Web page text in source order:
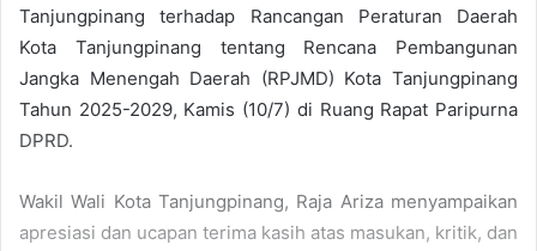
Tanjungpinang terhadap Rancangan Peraturan Daerah
Kota Tanjungpinang tentang Rencana Pembangunan
Jangka Menengah Daerah (RPJMD) Kota Tanjungpinang
Tahun 2025-2029, Kamis (10/7) di Ruang Rapat Paripurna
DPRD.
Wakil Wali Kota Tanjungpinang, Raja Ariza menyampaikan
apresiasi dan ucapan terima kasih atas masukan, kritik, dan